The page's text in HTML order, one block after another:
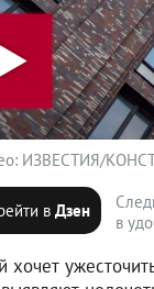
ИЗВЕСТИЯ/
вДзен
в
хочет